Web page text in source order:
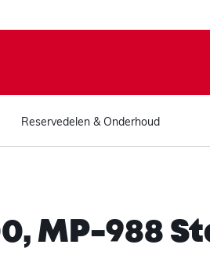
Reservedelen & Onderhoud
MP-988